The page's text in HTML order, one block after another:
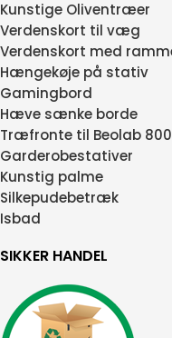
Kunstige Oliventræer
Verdenskort til væg
Verdenskort med
Hængekøje på stativ
Gamingbord
Hæve sænke borde
Træfronte til Beolab
Garderobestativer
Kunstig palme
Silkepudebetræk
Isbad
SIKKER HANDEL